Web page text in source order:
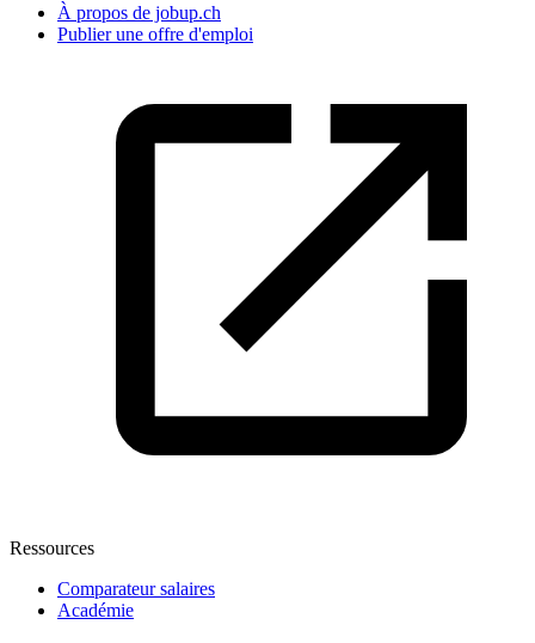
À propos de jobup.ch
Publier une offre d'emploi
Ressources
Comparateur salaires
Académie